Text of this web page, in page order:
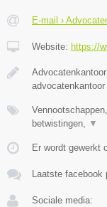
E-mail ›
Website: https://
advocatenkantoor
betwistingen,
▼
Er wordt gewerkt
Laatste facebook
Sociale media: